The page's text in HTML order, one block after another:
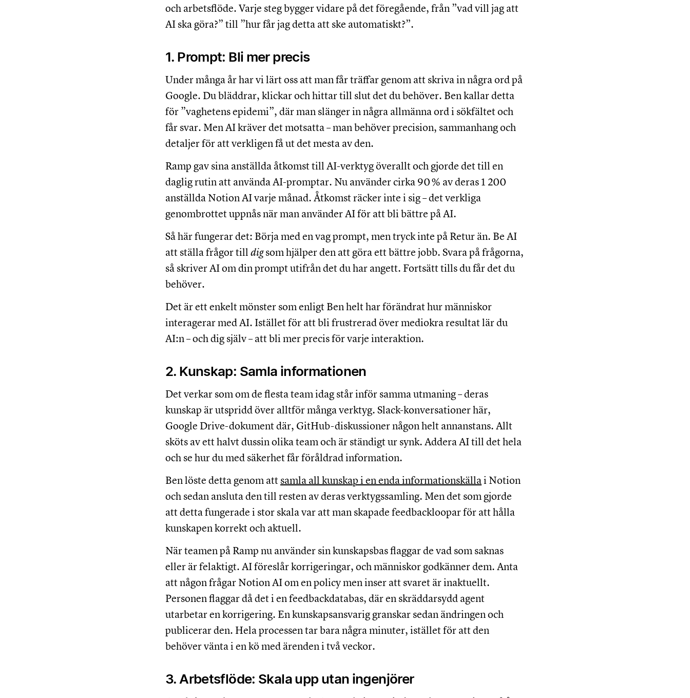
och arbetsflöde. Varje steg bygger vidare på det föregående, från ”vad vill jag att
AI ska göra?” till ”hur får jag detta att ske automatiskt?”.
1. Prompt: Bli mer precis
Under många år har vi lärt oss att man får träffar genom att skriva in några ord på
Google. Du bläddrar, klickar och hittar till slut det du behöver. Ben kallar detta
för ”vaghetens epidemi”, där man slänger in några allmänna ord i sökfältet och
får svar. Men AI kräver det motsatta – man behöver precision, sammanhang och
detaljer för att verkligen få ut det mesta av den.
Ramp gav sina anställda åtkomst till AI-verktyg överallt och gjorde det till en
daglig rutin att använda AI-promptar. Nu använder cirka 90 % av deras 1 200
anställda Notion AI varje månad. Åtkomst räcker inte i sig – det verkliga
genombrottet uppnås när man använder AI för att bli bättre på AI.
Så här fungerar det: Börja med en vag prompt, men tryck inte på Retur än. Be AI
att ställa frågor till digsom hjälper den att göra ett bättre jobb. Svara på frågorna,
så skriver AI om din prompt utifrån det du har angett. Fortsätt tills du får det du
behöver.
Det är ett enkelt mönster som enligt Ben helt har förändrat hur människor
interagerar med AI. Istället för att bli frustrerad över mediokra resultat lär du
AI:n – och dig själv – att bli mer precis för varje interaktion.
2. Kunskap: Samla informationen
Det verkar som om de flesta team idag står inför samma utmaning – deras
kunskap är utspridd över alltför många verktyg. Slack-konversationer här,
Google Drive-dokument där, GitHub-diskussioner någon helt annanstans. Allt
sköts av ett halvt dussin olika team och är ständigt ur synk. Addera AI till det hela
och se hur du med säkerhet får föråldrad information.
Ben löste detta genom att samla all kunskap i en enda informationskällai Notion
och sedan ansluta den till resten av deras verktygssamling. Men det som gjorde
att detta fungerade i stor skala var att man skapade feedbackloopar för att hålla
kunskapen korrekt och aktuell.
När teamen på Ramp nu använder sin kunskapsbas flaggar de vad som saknas
eller är felaktigt. AI föreslår korrigeringar, och människor godkänner dem. Anta
att någon frågar Notion AI om en policy men inser att svaret är inaktuellt.
Personen flaggar då det i en feedbackdatabas, där en skräddarsydd agent
utarbetar en korrigering. En kunskapsansvarig granskar sedan ändringen och
publicerar den. Hela processen tar bara några minuter, istället för att den
behöver vänta i en kö med ärenden i två veckor.
3. Arbetsflöde: Skala upp utan ingenjörer